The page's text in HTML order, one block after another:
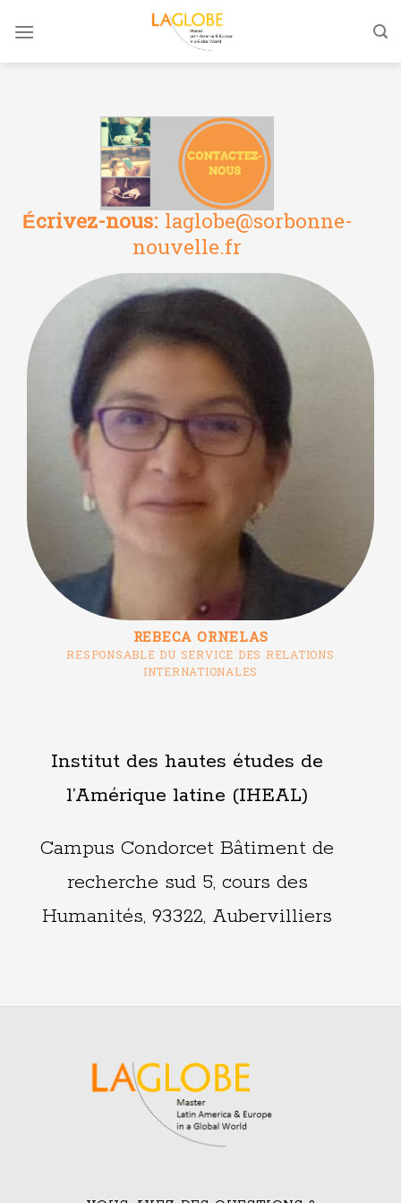
Écrivez-nous: laglobe@sorbonne-
nouvelle.fr
REBECA ORNELAS
RESPONSABLE DU SERVICE DES RELATIONS
INTERNATIONALES
Institut des hautes études de
l’Amérique latine (IHEAL)
Campus Condorcet Bâtiment de
recherche sud 5, cours des
Humanités, 93322, Aubervilliers